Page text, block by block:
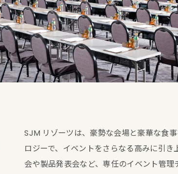
SJM リゾーツは、豪勢な会場と豪華な食
ロジーで、イベントをさらなる高みに引
会や製品発表会など、専任のイベント管理